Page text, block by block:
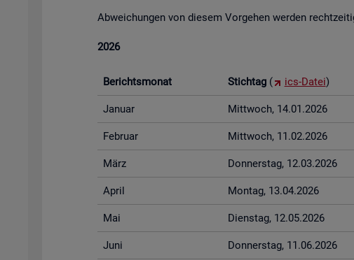
Ab­wei­chun­gen von die­sem Vor­ge­hen wer­den
2026
Be­richts­mo­nat Stich­tag ( ics-Datei)
Ja­nu­ar Mitt­woch, 14.01.2026
Fe­bru­ar Mitt­woch, 11.02.2026
März Don­ners­tag, 12.03.2026
April Mon­tag, 13.04.2026
Mai Diens­tag, 12.05.2026
Juni Don­ners­tag, 11.06.2026